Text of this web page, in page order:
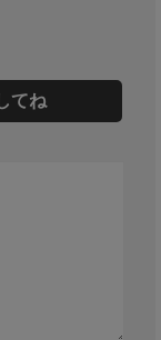
てね